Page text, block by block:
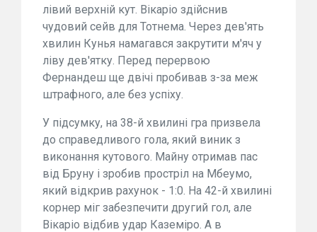
лівий верхній кут. Вікаріо здійснив
чудовий сейв для Тотнема. Через дев'ять
хвилин Кунья намагався закрутити м'яч у
ліву дев'ятку. Перед перервою
Фернандеш ще двічі пробивав з-за меж
штрафного, але без успіху.
У підсумку, на 38-й хвилині гра призвела
до справедливого гола, який виник з
виконання кутового. Майну отримав пас
від Бруну і зробив простріл на Мбеумо,
який відкрив рахунок - 1:0. На 42-й хвилині
корнер міг забезпечити другий гол, але
Вікаріо відбив удар Каземіро. А в